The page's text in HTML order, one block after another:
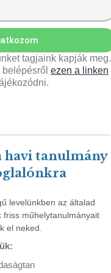
tagjaink kapják meg.
ezen a linken
havi tanulmány
levelünkben az általad
friss műhelytanulmányait
el neked.